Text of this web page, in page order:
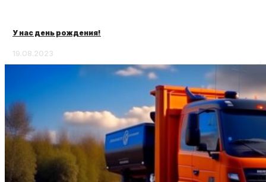
У нас день рождения!
19.08.2023